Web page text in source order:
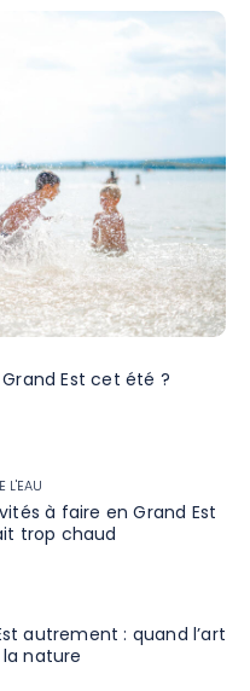
Est cet été ?
L'EAU
à faire en Grand Est
trop chaud
autrement : quand l’art
nature